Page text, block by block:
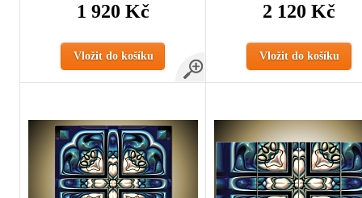
1 920 Kč
Vložit do košíku
2 120 Kč
Vložit do košíku